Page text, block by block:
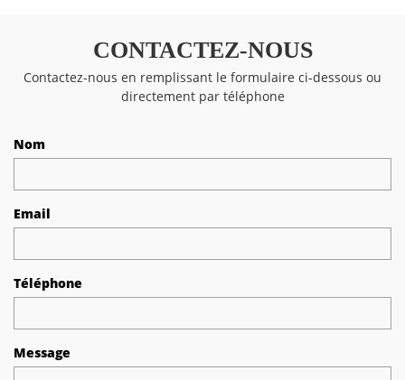
CONTACTEZ-NOUS
Contactez-nous en remplissant le formulaire ci-dessous ou
directement par téléphone
Nom
Email
Téléphone
Message